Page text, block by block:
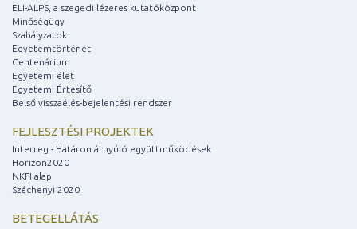
ELI-ALPS, a szegedi lézeres kutatóközpont
Minőségügy
Szabályzatok
Egyetemtörténet
Centenárium
Egyetemi élet
Egyetemi Értesítő
Belső visszaélés-bejelentési rendszer
FEJLESZTÉSI PROJEKTEK
Interreg - Határon átnyúló együttműködések
Horizon2020
NKFI alap
Széchenyi 2020
BETEGELLÁTÁS